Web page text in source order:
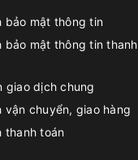
bảo mật thông tin
bảo mật thông tin thanh
giao dịch chung
vận chuyển, giao hàng
thanh toán